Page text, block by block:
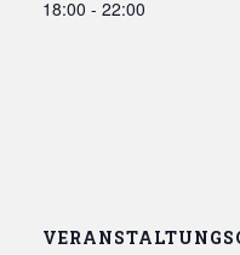
18:00 - 22:00